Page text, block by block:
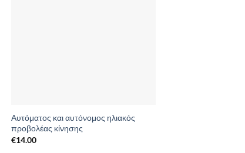
Αυτόματος και αυτόνομος ηλιακός
προβολέας κίνησης
€14.00